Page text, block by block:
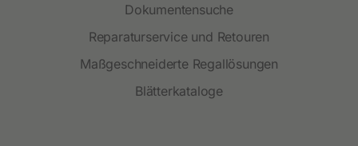
Dokumentensuche
Reparaturservice und Retouren
Maßgeschneiderte Regallösungen
Blätterkataloge